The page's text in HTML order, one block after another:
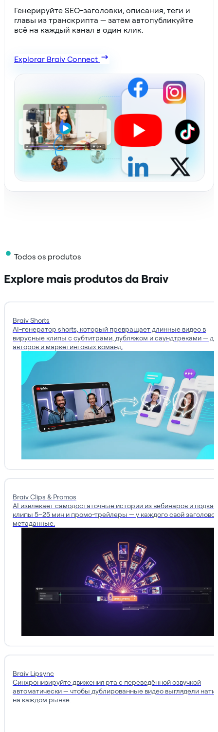
Генерируйте SEO-заголовки, описания, теги и
главы из транскрипта — затем автопубликуйте
всё на каждый канал в один клик.
Explorar Braiv Connect
Todos os produtos
Explore mais produtos da Braiv
Braiv Shorts
AI-генератор shorts, который превращает длинные видео в
вирусные клипы с субтитрами, дубляжом и саундтреками —
авторов и маркетинговых команд.
Braiv Clips & Promos
AI извлекает самодостаточные истории из вебинаров и
клипы 5–25 мин и промо-трейлеры — у каждого свой
метаданные.
Braiv Lipsync
Синхронизируйте движения рта с переведённой озвучкой
автоматически — чтобы дублированные видео выглядели
на каждом рынке.